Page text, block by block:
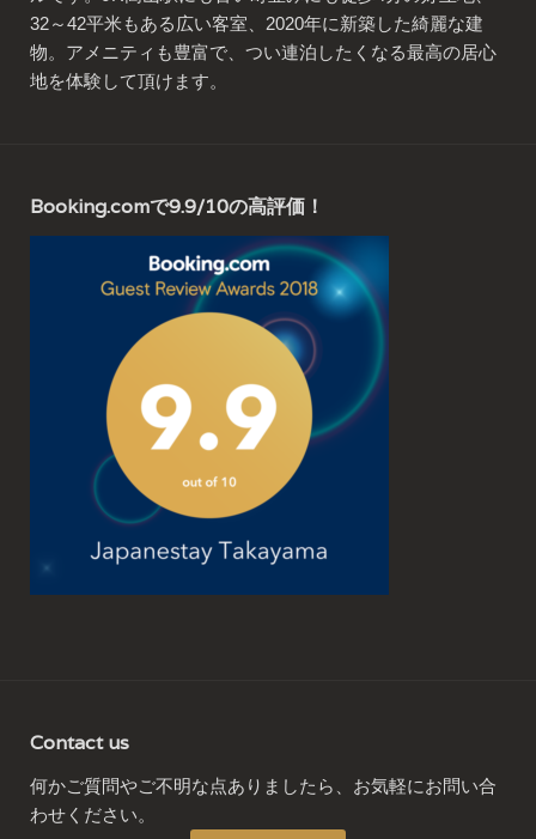
32～42平米もある広い客室、2020年に新築した綺麗な建
物。アメニティも豊富で、つい連泊したくなる最高の居心
地を体験して頂けます。
Booking.comで9.9/10の高評価！
Contact us
何かご質問やご不明な点ありましたら、お気軽にお問い合
わせください。